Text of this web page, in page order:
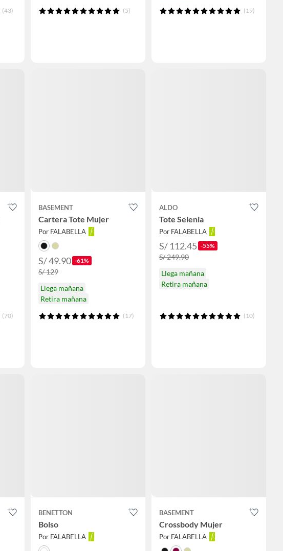
(43) (5) (19)
(70)
BASEMENT
Cartera Tote Mujer
Por FALABELLA
S/ 49.90 -61%
S/ 129
Llega mañana
Retira mañana
(17)
ALDO
Tote Selenia
Por FALABELLA
S/ 112.45 -55%
S/ 249.90
Llega mañana
Retira mañana
(10)
BENETTON
Bolso
Por FALABELLA
BASEMENT
Crossbody Mujer
Por FALABELLA